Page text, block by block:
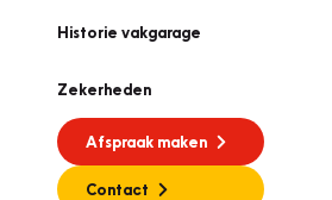
Historie vakgarage
Zekerheden
Afspraak maken
Contact